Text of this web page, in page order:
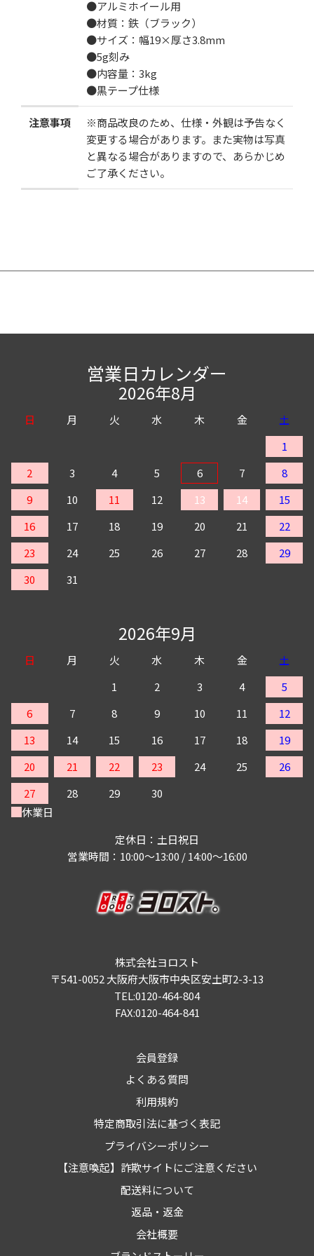
2箱セット
カートに追加する
●アルミホイール用
●材質：鉄（ブラック）
●サイズ：幅19×厚さ3.8mm
●5g刻み
●内容量：3kg
●黒テープ仕様
注意事項
※商品改良のため、仕様・外観は予告なく
変更する場合があります。また実物は写真
と異なる場合がありますので、あらかじめ
ご了承ください。
営業日カレンダー
2026年8月
日 月 火 水 木 金
土
1
2
3 4 5 6 7
8
9
10 11 12 13 14
15
16
17 18 19 20 21
22
23
24 25 26 27 28
29
30
31
2026年9月
日 月 火 水 木 金
土
1
2 3 4
5
6
7 8 9 10 11
12
13
14 15 16 17 18
19
20
21 22 23 24 25
26
27
28 29
30
休業日
定休日：土日祝日
営業時間：10:00～13:00 / 14:00～16:00
株式会社ヨロスト
〒541-0052 大阪府大阪市中央区安土町2-3-13
TEL:0120-464-804
FAX:0120-464-841
会員登録
よくある質問
利用規約
特定商取引法に基づく表記
プライバシーポリシー
【注意喚起】詐欺サイトにご注意ください
配送料について
返品・返金
会社概要